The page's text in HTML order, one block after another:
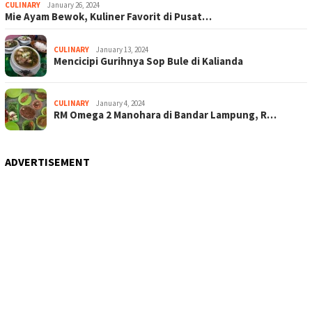
CULINARY January 26, 2024
Mie Ayam Bewok, Kuliner Favorit di Pusat…
CULINARY January 13, 2024
Mencicipi Gurihnya Sop Bule di Kalianda
CULINARY January 4, 2024
RM Omega 2 Manohara di Bandar Lampung, R…
ADVERTISEMENT